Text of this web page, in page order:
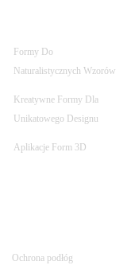
Formy Do
Naturalistycznych Wzorów
Kreatywne Formy Dla
Unikatowego Designu
Aplikacje Form 3D
Ochrona podłóg